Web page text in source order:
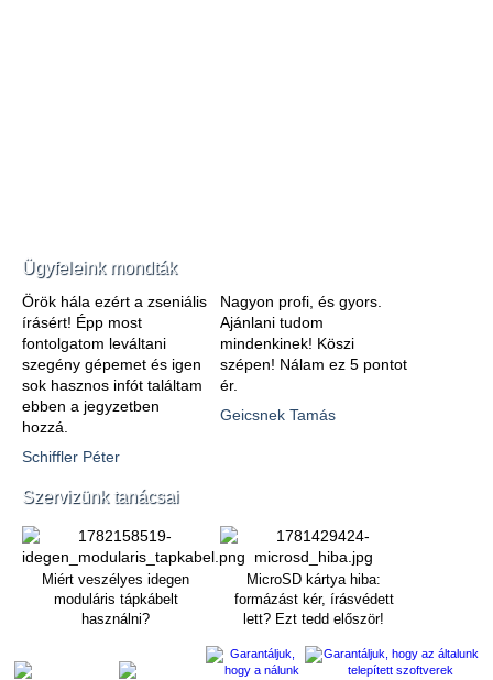
Ügyfeleink mondták
Örök hála ezért a zseniális
írásért! Épp most
fontolgatom leváltani
szegény gépemet és igen
sok hasznos infót találtam
ebben a jegyzetben
hozzá.
Schiffler Péter
Nagyon profi, és gyors.
Ajánlani tudom
mindenkinek! Köszi
szépen! Nálam ez 5 pontot
ér.
Geicsnek Tamás
Szervizünk tanácsai
Miért veszélyes idegen
moduláris tápkábelt
használni?
MicroSD kártya hiba:
formázást kér, írásvédett
lett? Ezt tedd először!